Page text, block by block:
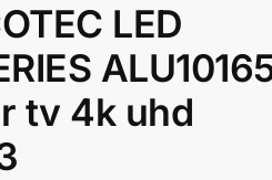
LED
tv 4k uhd